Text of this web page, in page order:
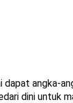
dapat angka-
dini untuk